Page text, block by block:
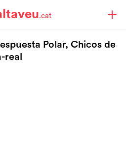
.cat
Polar, Chicos de
real